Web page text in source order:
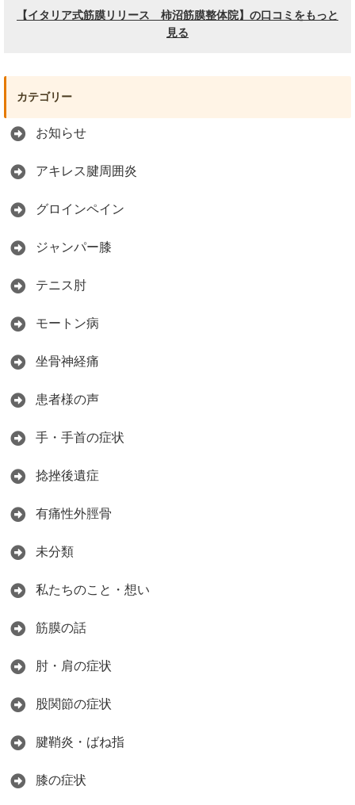
カテゴリー
お知らせ
アキレス腱周囲炎
グロインペイン
ジャンパー膝
テニス肘
モートン病
坐骨神経痛
患者様の声
手・手首の症状
捻挫後遺症
有痛性外脛骨
未分類
私たちのこと・想い
筋膜の話
肘・肩の症状
股関節の症状
腱鞘炎・ばね指
膝の症状